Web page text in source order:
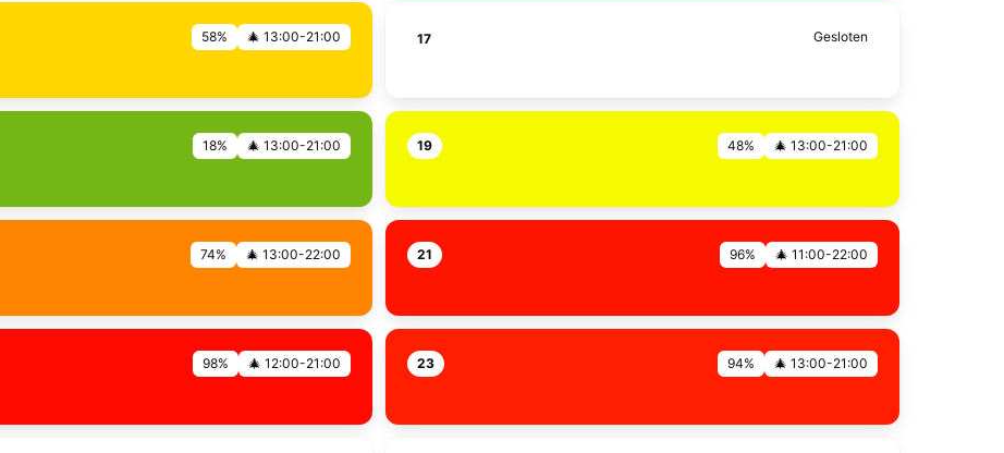
58% 🎄 13:00-21:00 17 Gesloten
18% 🎄 13:00-21:00 19 48% 🎄 13:00-21:00
74% 🎄 13:00-22:00 21 96% 🎄 11:00-22:00
98% 🎄 12:00-21:00 23 94% 🎄 13:00-21:00